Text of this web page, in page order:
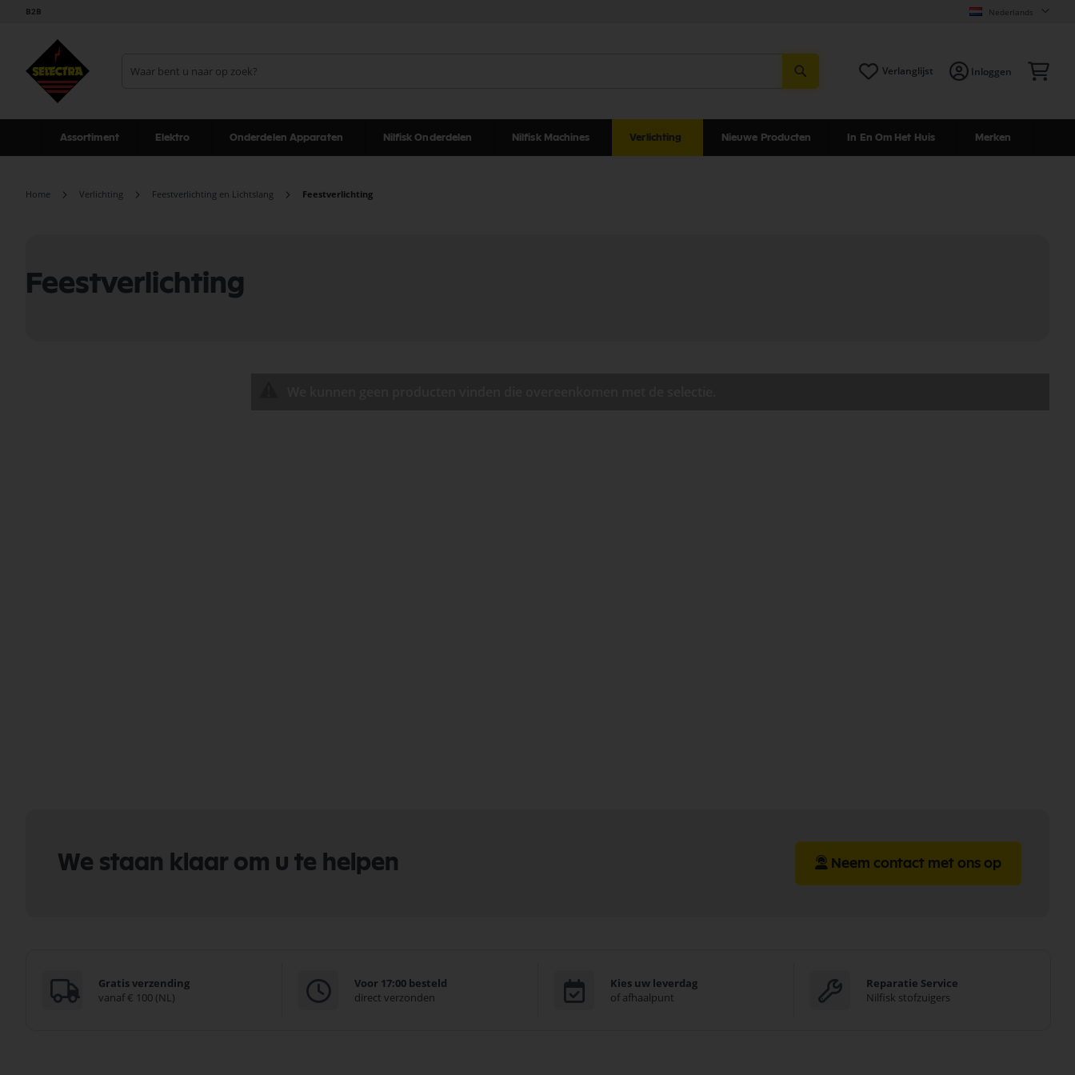
B2B Nederlands
Verlanglijst Inloggen
Assortiment Elektro Onderdelen Apparaten Nilfisk Onderdelen Nilfisk Machines Verlichting Nieuwe Producten In En Om Het Huis Merken
Home Verlichting Feestverlichting en Lichtslang Feestverlichting
Feestverlichting
We staan klaar om u te helpen Neem contact met ons op
Gratis verzending
vanaf € 100 (NL)
Voor 17:00 besteld
direct verzonden
Kies uw leverdag
of afhaalpunt
Reparatie Service
Nilfisk stofzuigers